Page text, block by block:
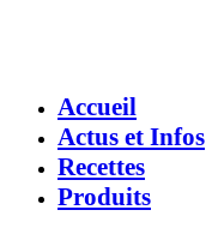
Accueil
Actus et Infos
Recettes
Produits